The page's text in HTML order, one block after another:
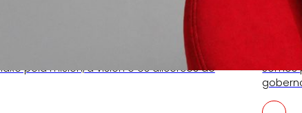
pola misión, a visión e os alicerces de
Somos